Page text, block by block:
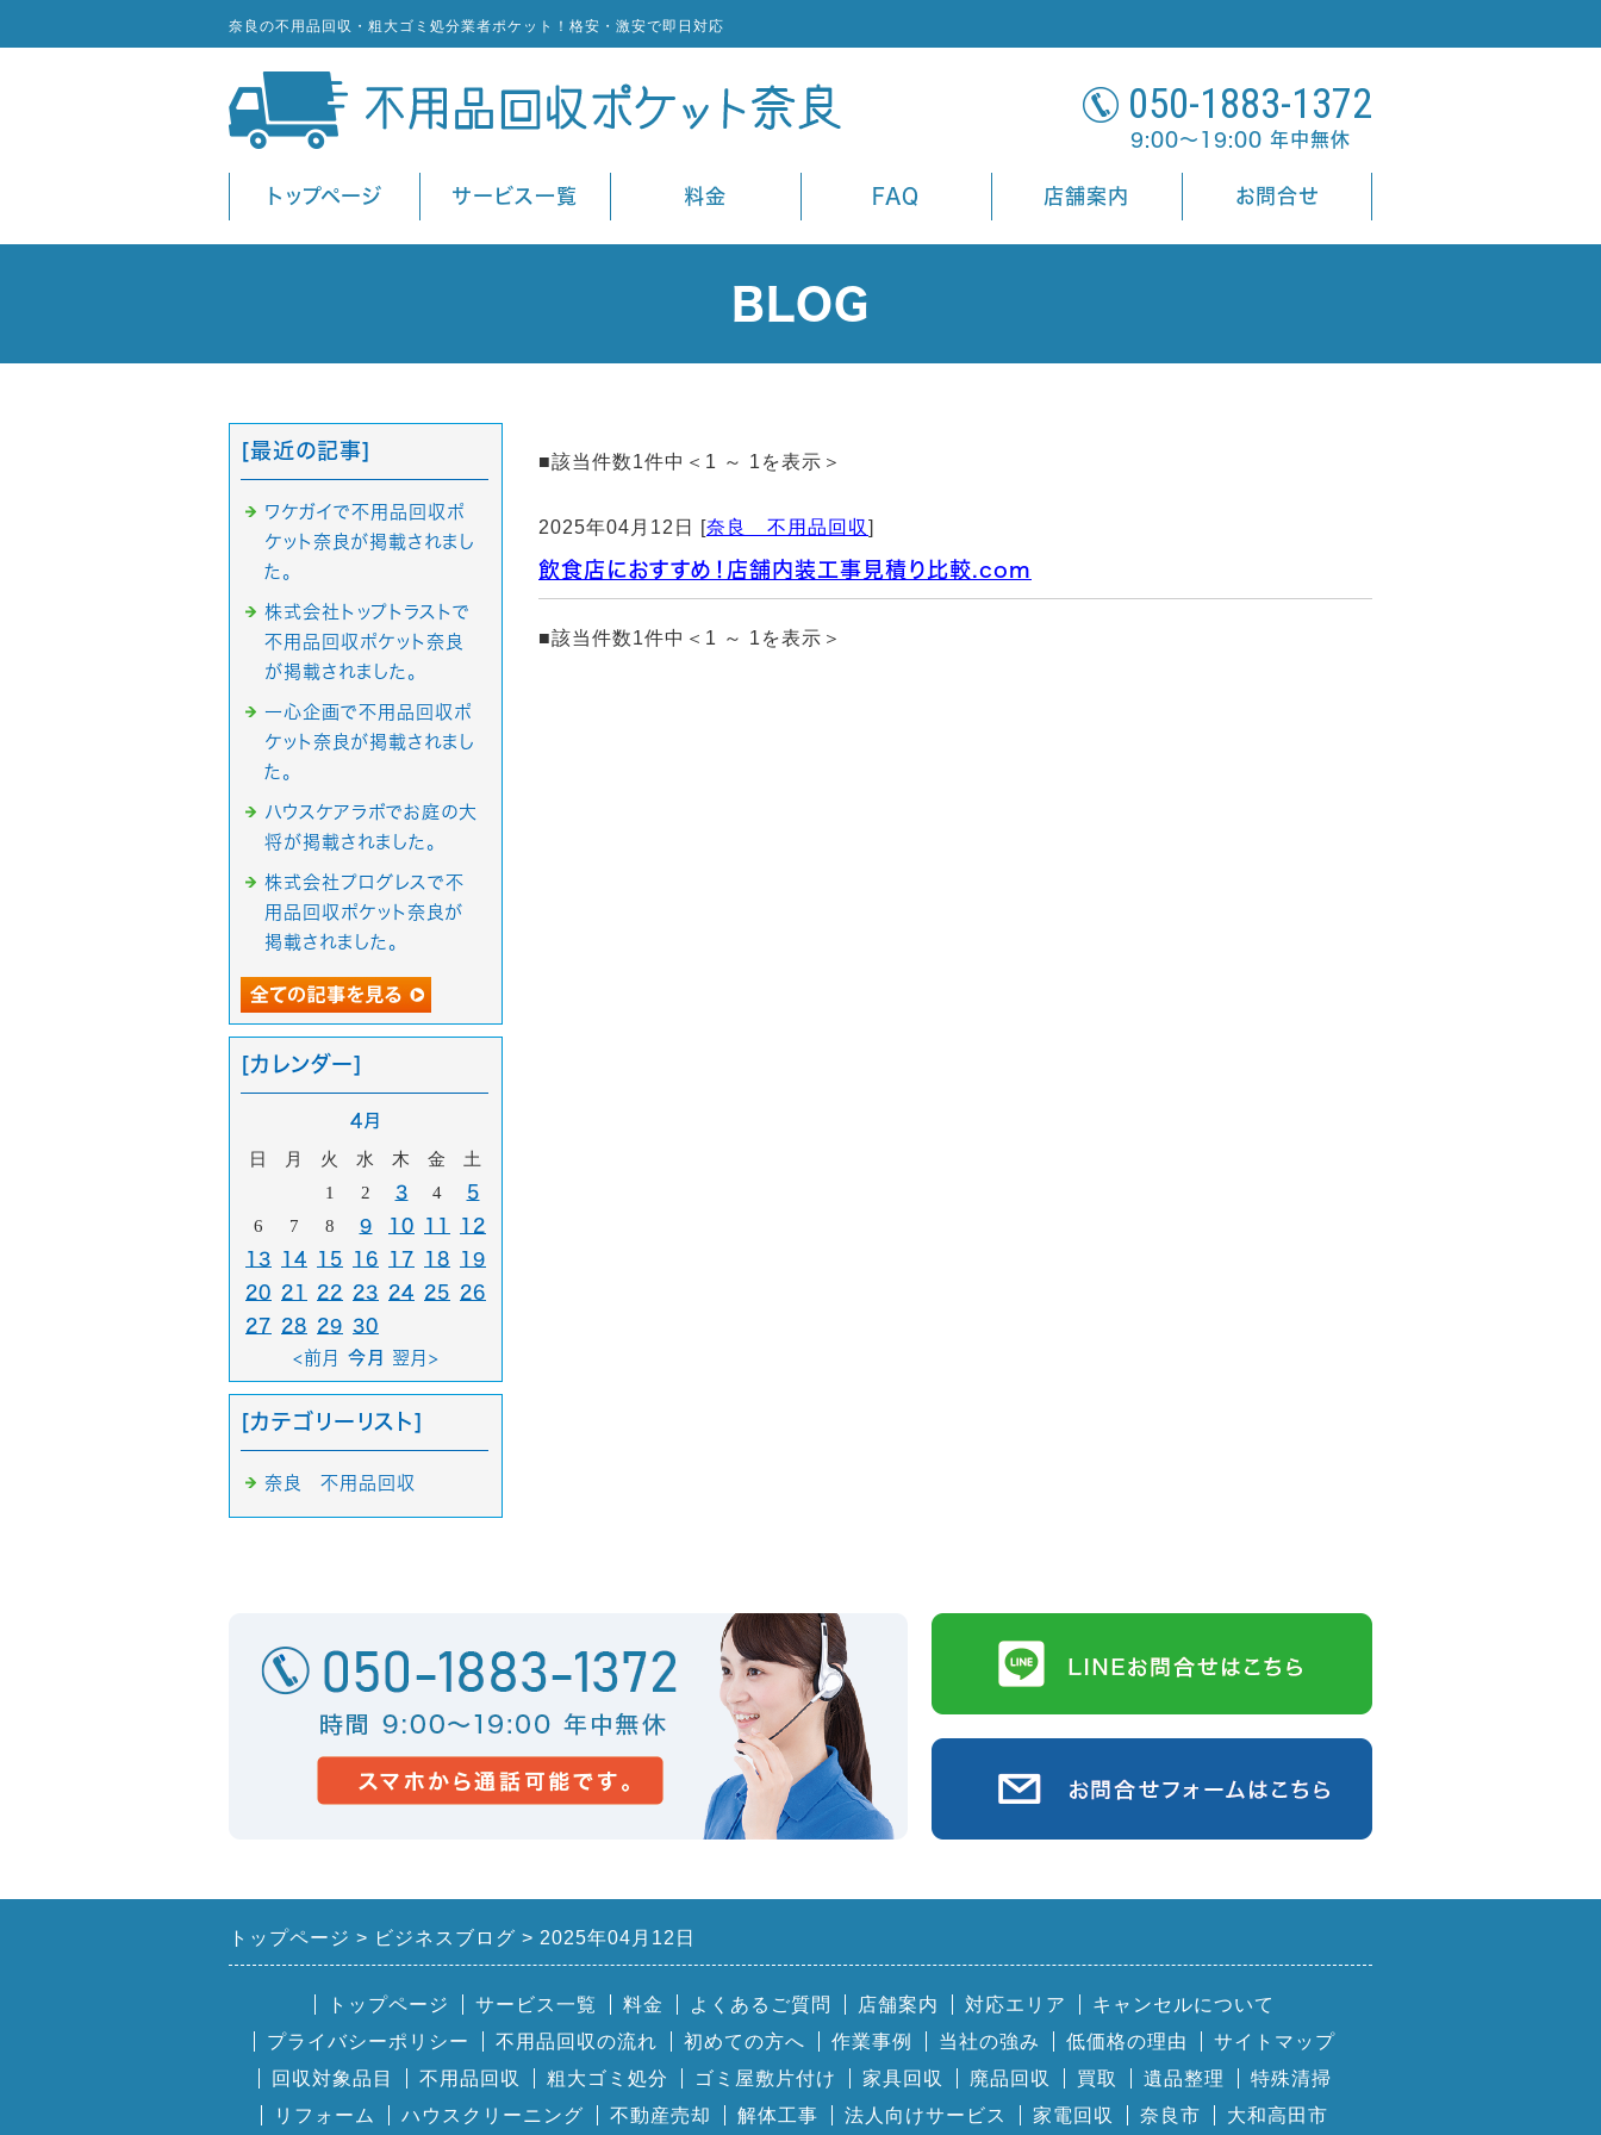
奈良の不用品回収・粗大ゴミ処分業者ポケット！格安・激安で即日対応
050-1883-1372
9:00～19:00 年中無休
トップページ サービス一覧 料金 FAQ 店舗案内 お問合せ
BLOG
■該当件数1件中＜1 ～ 1を表示＞
2025年04月12日 [奈良 不用品回収]
飲食店におすすめ！店舗内装工事見積り比較.com
■該当件数1件中＜1 ～ 1を表示＞
[最近の記事]
ワケガイで不用品回収ポ
ケット奈良が掲載されまし
た。
株式会社トップトラストで
不用品回収ポケット奈良
が掲載されました。
一心企画で不用品回収ポ
ケット奈良が掲載されまし
た。
ハウスケアラボでお庭の大
将が掲載されました。
株式会社プログレスで不
用品回収ポケット奈良が
掲載されました。
[カレンダー]
4月
日 月 火 水 木 金
土
1
2 3 4 5
6 7 8 9 10 11
12
13
14 15 16 17 18
19
20
21 22 23 24 25
26
27
28 29 30
<前月
今月 翌月>
[カテゴリーリスト]
奈良 不用品回収
トップページ ビジネスブログ 2025年04月12日
トップページ サービス一覧 料金 よくあるご質問 店舗案内 対応エリア
キャンセルについて
プライバシーポリシー
不用品回収の流れ 初めての方へ 作業事例 当社の強み 低価格の理由
サイトマップ
回収対象品目
不用品回収 粗大ゴミ処分 ゴミ屋敷片付け 家具回収 廃品回収 買取 遺品整理
特殊清掃
リフォーム
ハウスクリーニング 不動産売却 解体工事 法人向けサービス 家電回収 奈良市 大和高田市